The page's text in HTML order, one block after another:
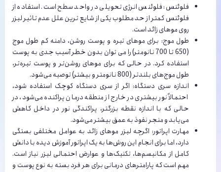
فلوئنس: فلوئنس انرژی تحویلی در واحد سطح است. استفاده از
فلوئنس کمتر از حد مطلوب یکی از شایع ترین علل عدم تاثیر لیزر
روی موهای زائد است.
طول موج: برای موهای تیره و پوست روشن، دامنه کم طول موج
(650 تا 700 نانومتر) را می توان بدون خطر آسیب جدی به پوست
استفاده کرد. در حالی که برای موهای روشن‌تر و پوست تیره‌تر،
طول موج‌های بلندتر (800 نانومتر و بیشتر) توصیه می‌شود.
اندازه سری دستگاه: اگر از سری دستگاه کوچک استفاده شود،
احتمالاً نور بیشتری در خارج از منطقه درمان پراکنده می‌شود، در
حالی که با اندازه نقطه بزرگتر، پراکندگی نور در داخل کاهش
می‌یابد و منجر نفوذ به عمق بیشتر می‌شود.
مهارت اپراتور: اگرچه لیزر موهای زائد به عوامل مختلفی بستگی
دارد، اما برای انجام این روش‌ها به یک اپراتور آموزش دیده با دانش
کامل از مکانیسم‌ها، تکنیک‌ها و عوارض احتمالی لیزر نیاز است.
مهم است که پارامترهای درمانی برای هر فرد بسته به نوع پوست و